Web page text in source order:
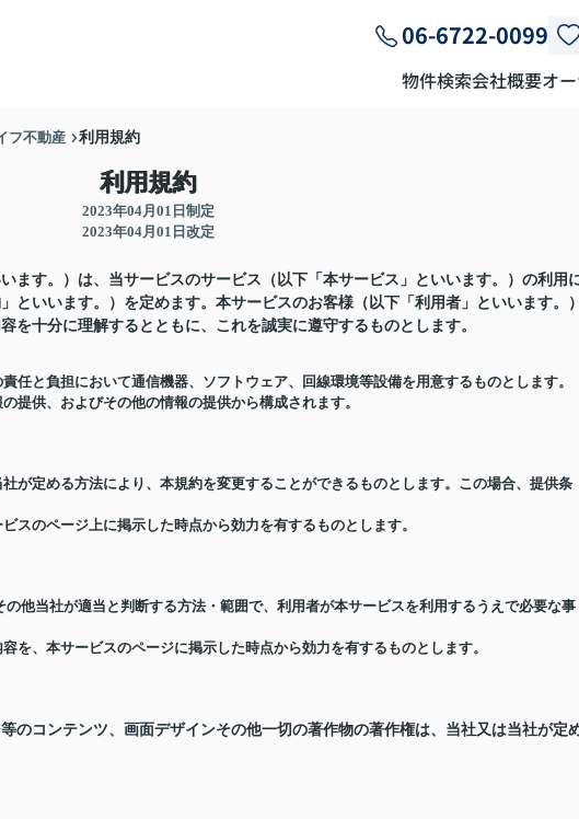
06-6722-0099
物件検索会社概要オ
フ不動産 利用規約
利用規約
2023年04月01日制定
2023年04月01日改定
ます。）は、当サービスのサービス（以下「本サービス」といいます。）の利用
といいます。）を定めます。本サービスのお客様（以下「利用者」といいます。
を十分に理解するとともに、これを誠実に遵守するものとします。
任と負担において通信機器、ソフトウェア、回線環境等設備を用意するものとします。
提供、およびその他の情報の提供から構成されます。
が定める方法により、本規約を変更することができるものとします。この場合、提供条
スのページ上に掲示した時点から効力を有するものとします。
他当社が適当と判断する方法・範囲で、利用者が本サービスを利用するうえで必要な事
を、本サービスのページに掲示した時点から効力を有するものとします。
のコンテンツ、画面デザインその他一切の著作物の著作権は、当社又は当社が定